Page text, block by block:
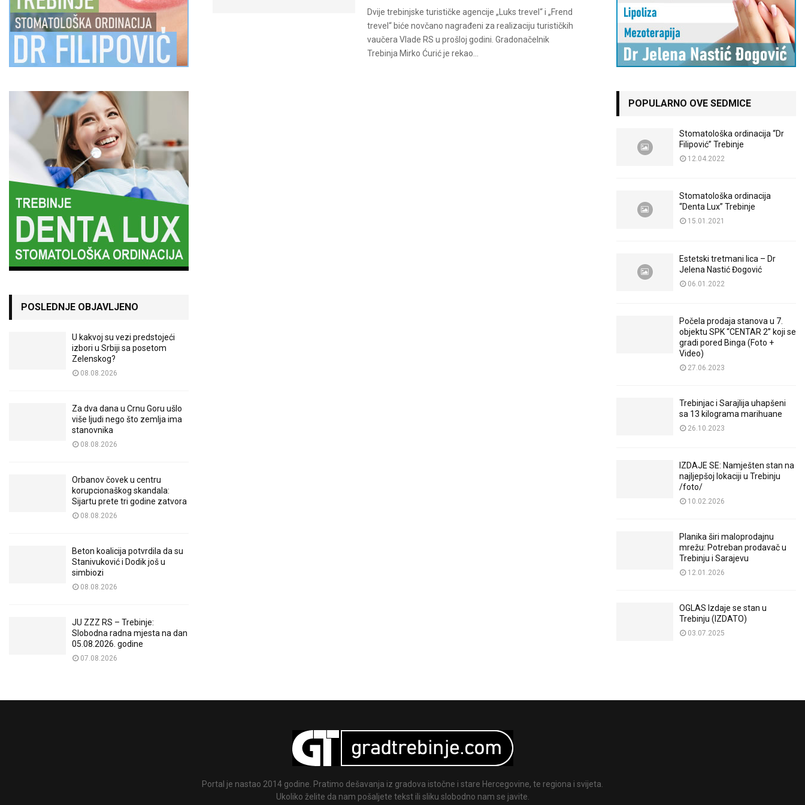
Dvije trebinjske turističke agencije „Luks trevel“ i „Frend
trevel“ biće novčano nagrađeni za realizaciju turističkih
vaučera Vlade RS u prošloj godini. Gradonačelnik
Trebinja Mirko Ćurić je rekao...
POSLEDNJE OBJAVLJENO
U kakvoj su vezi predstojeći
izbori u Srbiji sa posetom
Zelenskog?
08.08.2026
Za dva dana u Crnu Goru ušlo
više ljudi nego što zemlja ima
stanovnika
08.08.2026
Orbanov čovek u centru
korupcionaškog skandala:
Sijartu prete tri godine zatvora
08.08.2026
Beton koalicija potvrdila da su
Stanivuković i Dodik još u
simbiozi
08.08.2026
JU ZZZ RS – Trebinje:
Slobodna radna mjesta na dan
05.08.2026. godine
07.08.2026
POPULARNO OVE SEDMICE
Stomatološka ordinacija “Dr
Filipović” Trebinje
12.04.2022
Stomatološka ordinacija
“Denta Lux” Trebinje
15.01.2021
Estetski tretmani lica – Dr
Jelena Nastić Đogović
06.01.2022
Počela prodaja stanova u 7.
objektu SPK “CENTAR 2” koji se
gradi pored Binga (Foto +
Video)
27.06.2023
Trebinjac i Sarajlija uhapšeni
sa 13 kilograma marihuane
26.10.2023
IZDAJE SE: Namješten stan na
najljepšoj lokaciji u Trebinju
/foto/
10.02.2026
Planika širi maloprodajnu
mrežu: Potreban prodavač u
Trebinju i Sarajevu
12.01.2026
OGLAS Izdaje se stan u
Trebinju (IZDATO)
03.07.2025
Portal je nastao 2014 godine. Pratimo dešavanja iz gradova istočne i stare Hercegovine, te regiona i svijeta.
Ukoliko želite da nam pošaljete tekst ili sliku slobodno nam se javite.